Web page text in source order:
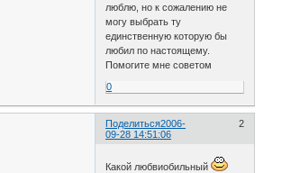
люблю, но к сожалению не
могу выбрать ту
единственную которую бы
любил по настоящему.
Помогите мне советом
0
Поделиться 2
2006-
09-28 14:51:06
Какой любвиобильный